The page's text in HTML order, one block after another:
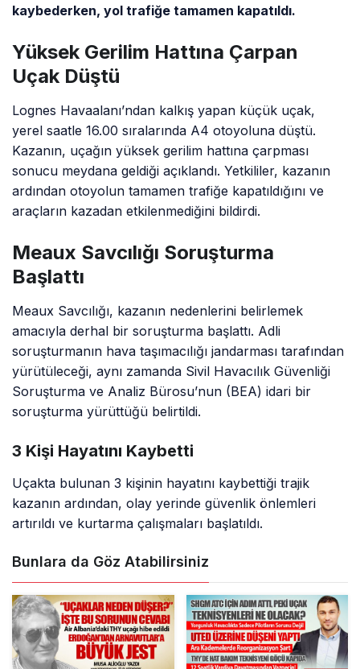
kaybederken, yol trafiğe tamamen kapatıldı.
Yüksek Gerilim Hattına Çarpan
Uçak Düştü
Lognes Havaalanı’ndan kalkış yapan küçük uçak,
yerel saatle 16.00 sıralarında A4 otoyoluna düştü.
Kazanın, uçağın yüksek gerilim hattına çarpması
sonucu meydana geldiği açıklandı. Yetkililer, kazanın
ardından otoyolun tamamen trafiğe kapatıldığını ve
araçların kazadan etkilenmediğini bildirdi.
Meaux Savcılığı Soruşturma
Başlattı
Meaux Savcılığı, kazanın nedenlerini belirlemek
amacıyla derhal bir soruşturma başlattı. Adli
soruşturmanın hava taşımacılığı jandarması tarafından
yürütüleceği, aynı zamanda Sivil Havacılık Güvenliği
Soruşturma ve Analiz Bürosu’nun (BEA) idari bir
soruşturma yürüttüğü belirtildi.
3 Kişi Hayatını Kaybetti
Uçakta bulunan 3 kişinin hayatını kaybettiği trajik
kazanın ardından, olay yerinde güvenlik önlemleri
artırıldı ve kurtarma çalışmaları başlatıldı.
Bunlara da Göz Atabilirsiniz